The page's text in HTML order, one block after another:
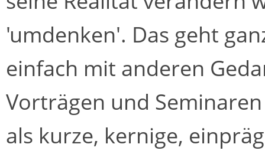
'umdenken'. Das geht
einfach mit anderen
Vorträgen und
als kurze, kernige,